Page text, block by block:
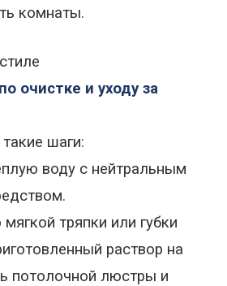
комнаты.
очистке и уходу за
шаги:
воду с нейтральным
.
тряпки или губки
раствор на
потолочной люстры и